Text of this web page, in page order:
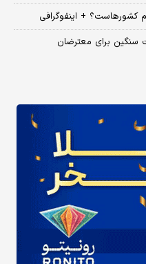
کشورهاست؟ + اینفوگرافی
سنگین برای معترضان